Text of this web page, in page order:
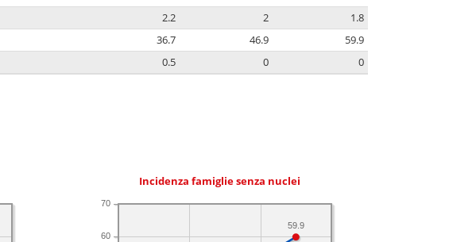
2.2 2
1.8
36.7 46.9
59.9
0.5 0 0
Incidenza famiglie senza nuclei
60
70
59.9